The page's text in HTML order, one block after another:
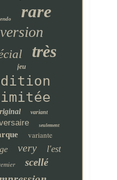
rare
version
très
jeu
variant
seulement
variante
very l'est
scellé